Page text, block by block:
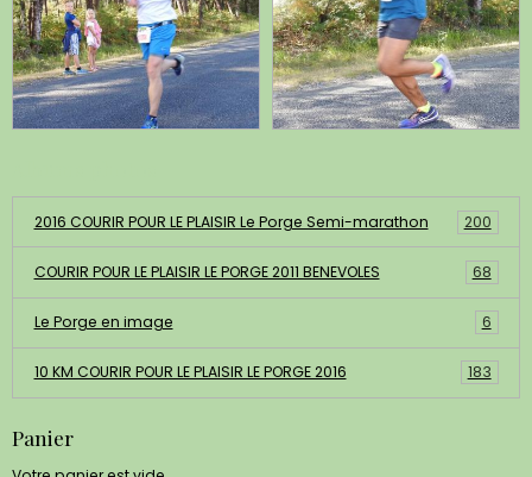
2016 COURIR POUR LE PLAISIR Le Porge Semi-marathon 200
COURIR POUR LE PLAISIR LE PORGE 2011 BENEVOLES 68
Le Porge en image 6
10 KM COURIR POUR LE PLAISIR LE PORGE 2016 183
Panier